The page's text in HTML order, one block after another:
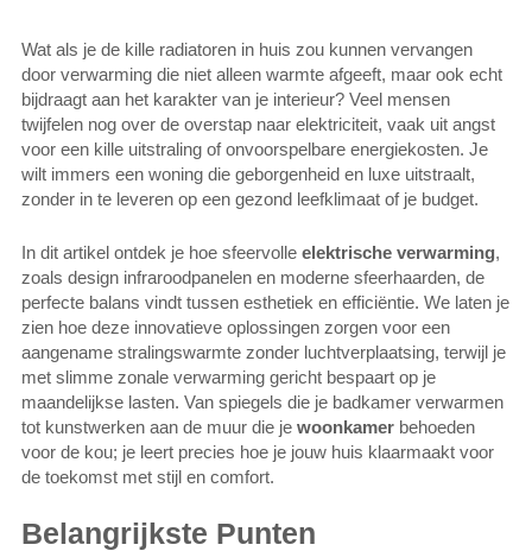
Wat als je de kille radiatoren in huis zou kunnen vervangen
door verwarming die niet alleen warmte afgeeft, maar ook echt
bijdraagt aan het karakter van je interieur? Veel mensen
twijfelen nog over de overstap naar elektriciteit, vaak uit angst
voor een kille uitstraling of onvoorspelbare energiekosten. Je
wilt immers een woning die geborgenheid en luxe uitstraalt,
zonder in te leveren op een gezond leefklimaat of je budget.
In dit artikel ontdek je hoe sfeervolle elektrische verwarming,
zoals design infraroodpanelen en moderne sfeerhaarden, de
perfecte balans vindt tussen esthetiek en efficiëntie. We laten je
zien hoe deze innovatieve oplossingen zorgen voor een
aangename stralingswarmte zonder luchtverplaatsing, terwijl je
met slimme zonale verwarming gericht bespaart op je
maandelijkse lasten. Van spiegels die je badkamer verwarmen
tot kunstwerken aan de muur die je woonkamer behoeden
voor de kou; je leert precies hoe je jouw huis klaarmaakt voor
de toekomst met stijl en comfort.
Belangrijkste Punten